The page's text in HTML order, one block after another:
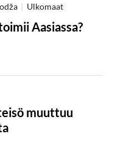
Ulkomaat
Aasiassa?
muuttuu